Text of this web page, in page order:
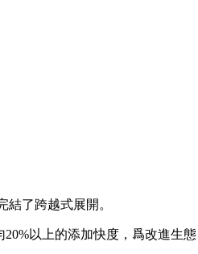
了跨越式展開。
以上的添加快度，爲改進生